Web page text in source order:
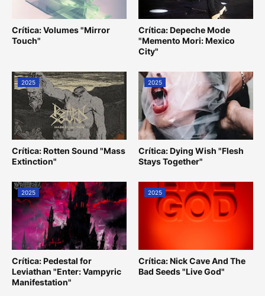
Crítica: Volumes "Mirror
Touch"
Crítica: Depeche Mode
"Memento Mori: Mexico
City"
2025
Crítica: Rotten Sound "Mass
Extinction"
2025
Crítica: Dying Wish "Flesh
Stays Together"
2025
Crítica: Pedestal for
Leviathan "Enter: Vampyric
Manifestation"
2025
Crítica: Nick Cave And The
Bad Seeds "Live God"